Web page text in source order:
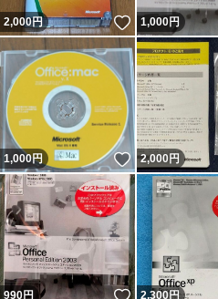
2,000円 いいね！
1,000円
1,000円 いいね！
2,000円
990円 2,300円